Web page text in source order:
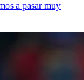
a pasar muy